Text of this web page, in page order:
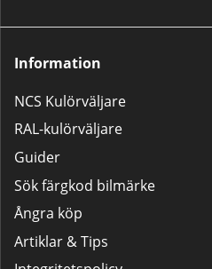
Information
NCS Kulörväljare
RAL-kulörväljare
Guider
Sök färgkod bilmärke
Ångra köp
Artiklar & Tips